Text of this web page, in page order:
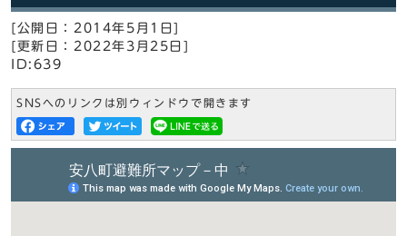
[公開日：2014年5月1日]
[更新日：2022年3月25日]
ID:639
SNSへのリンクは別ウィンドウで開きます